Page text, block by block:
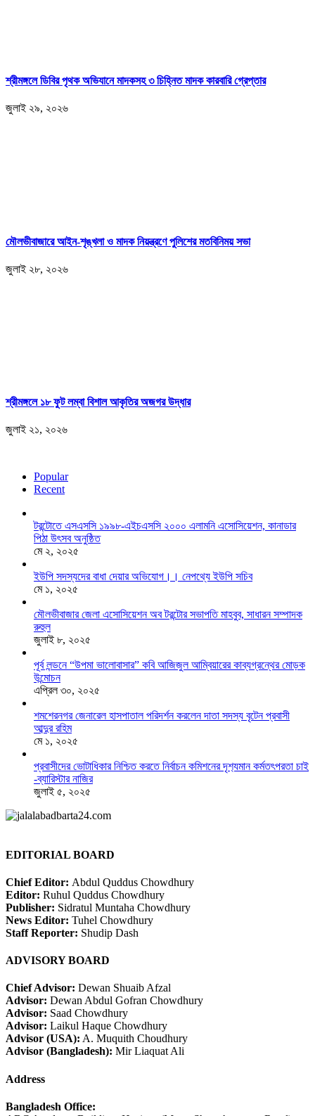
শ্রীমঙ্গলে ডিবির পৃথক অভিযানে মাদকসহ ৩ চিহ্নিত মাদক কারবারি গ্রেপ্তার
জুলাই ২৯, ২০২৬
মৌলভীবাজারে আইন-শৃঙ্খলা ও মাদক নিয়ন্ত্রণে পুলিশের মতবিনিময় সভা
জুলাই ২৮, ২০২৬
শ্রীমঙ্গলে ১৮ ফুট লম্বা বিশাল আকৃতির অজগর উদ্ধার
জুলাই ২১, ২০২৬
Popular
Recent
টরন্টোতে এসএসসি ১৯৯৮-এইচএসসি ২০০০ এলামনি এসোসিয়েশন, কানাডার
পিঠা উৎসব অনুষ্ঠিত
মে ২, ২০২৫
ইউপি সদস্যদের বাধা দেয়ার অভিযোগ।। নেপথ্যে ইউপি সচিব
মে ১, ২০২৫
মৌলভীবাজার জেলা এসোসিয়েশন অব টরন্টোর সভাপতি মাহবুব, সাধারন সম্পাদক
রুহুল
জুলাই ৮, ২০২৫
পূর্ব লন্ডনে “উপমা ভালোবাসার” কবি আজিজুল আম্বিয়ারের কাব্যগ্রন্থের মোড়ক
উন্মোচন
এপ্রিল ৩০, ২০২৫
শমশেরনগর জেনারেল হাসপাতাল পরিদর্শন করলেন দাতা সদস্য বৃটেন প্রবাসী
আব্দুর রহিম
মে ১, ২০২৫
প্রবাসীদের ভোটাধিকার নিশ্চিত করতে নির্বাচন কমিশনের দৃশ‍্যমান কর্মতৎপরতা চাই
-ব্যারিস্টার নাজির
জুলাই ৫, ২০২৫
EDITORIAL BOARD
Chief Editor: Abdul Quddus Chowdhury
Editor: Ruhul Quddus Chowdhury
Publisher: Sidratul Muntaha Chowdhury
News Editor: Tuhel Chowdhury
Staff Reporter: Shudip Dash
ADVISORY BOARD
Chief Advisor: Dewan Shuaib Afzal
Advisor: Dewan Abdul Gofran Chowdhury
Advisor: Saad Chowdhury
Advisor: Laikul Haque Chowdhury
Advisor (USA): A. Muquith Choudhury
Advisor (Bangladesh): Mir Liaquat Ali
Address
Bangladesh Office: